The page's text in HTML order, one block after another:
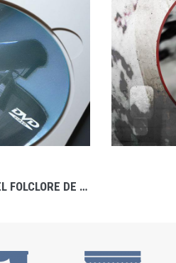
ENCICLOPEDIA AUDIOVISUAL DEL FOLCLORE DE CASTILLA-LA MANCHA